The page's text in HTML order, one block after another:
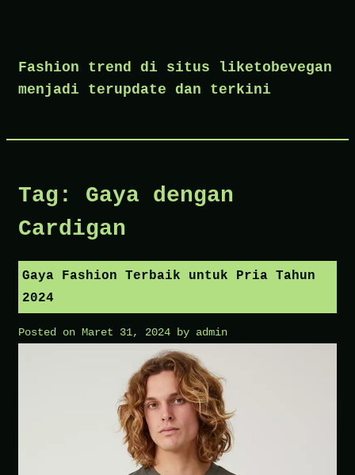
content
Fashion trend di situs liketobevegan
menjadi terupdate dan terkini
Tag: Gaya dengan
Cardigan
Gaya Fashion Terbaik untuk Pria Tahun
2024
Posted on Maret 31, 2024 by admin